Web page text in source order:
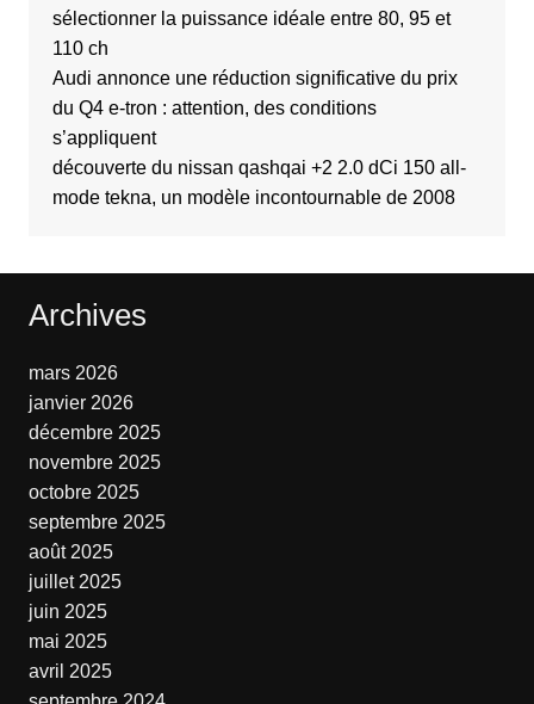
sélectionner la puissance idéale entre 80, 95 et
110 ch
Audi annonce une réduction significative du prix
du Q4 e-tron : attention, des conditions
s’appliquent
découverte du nissan qashqai +2 2.0 dCi 150 all-
mode tekna, un modèle incontournable de 2008
Archives
mars 2026
janvier 2026
décembre 2025
novembre 2025
octobre 2025
septembre 2025
août 2025
juillet 2025
juin 2025
mai 2025
avril 2025